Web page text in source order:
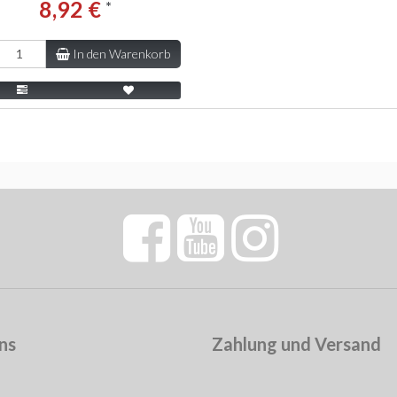
8,92 € *
In den Warenkorb
Zahlung und Versand